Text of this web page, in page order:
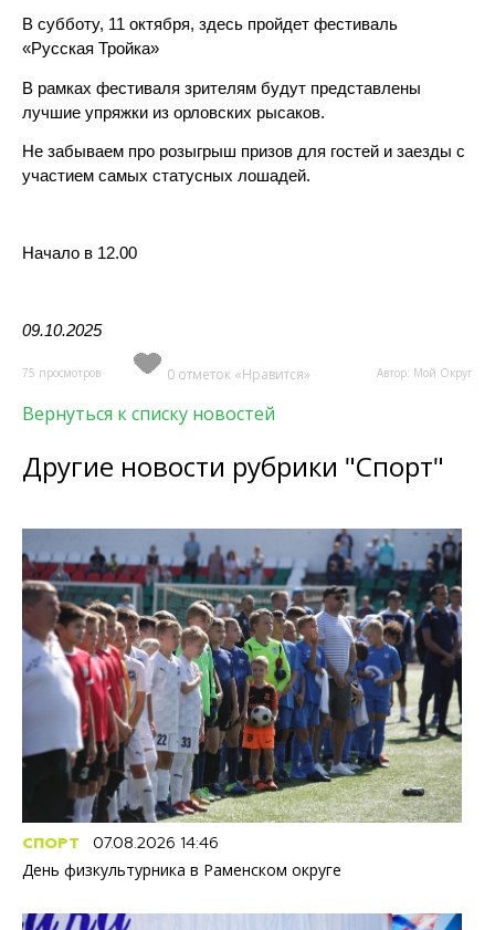
В субботу, 11 октября, здесь пройдет фестиваль
«Русская Тройка»
В рамках фестиваля зрителям будут представлены
лучшие упряжки из орловских рысаков.
Не забываем про розыгрыш призов для гостей и заезды с
участием самых статусных лошадей.
Начало в 12.00
09.10.2025
75 просмотров 0 отметок «Нравится» Автор: Мой Округ
Вернуться к списку новостей
Другие новости рубрики "Спорт"
СПОРТ 07.08.2026 14:46
День физкультурника в Раменском округе